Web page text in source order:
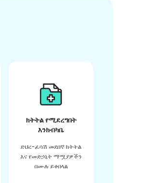
ክትትል የሚደረግበት
እንክብካቤ
ድህረ-ፈሳሽ መደበኛ ክትትል
እና የመድኃኒት ማሟያዎችን
በሙሉ ይቀበላል